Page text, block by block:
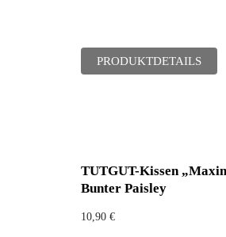
PRODUKTDETAILS
TUTGUT-Kissen
Bunter Paisley
10,90 €